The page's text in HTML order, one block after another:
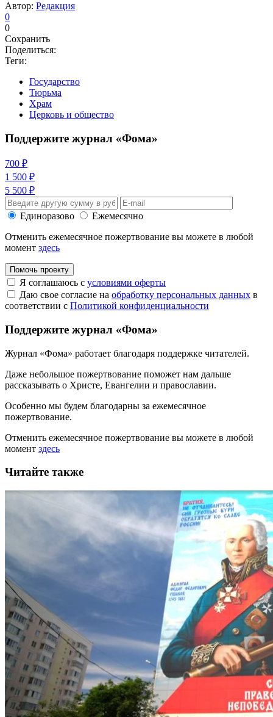
Автор: Редакция
0
0
Сохранить
Поделиться:
Теги:
Государство
Тюрьма
Храм
Церковь и общество
Поддержите журнал «Фома»
700 ₽
1 500 ₽
5 500 ₽
Единоразово
Ежемесячно
Отменить ежемесячное пожертвование вы можете в любой
момент здесь
Помочь проекту
Я соглашаюсь с условиями оферты
Даю свое согласие на обработку персональных данных в
соответствии с Политикой конфиденциальности
Поддержите журнал «Фома»
Журнал «Фома» работает благодаря поддержке читателей.
Даже небольшое пожертвование поможет нам дальше
рассказывать о Христе, Евангелии и православии.
Особенно мы будем благодарны за ежемесячное
пожертвование.
Отменить ежемесячное пожертвование вы можете в любой
момент здесь
Читайте также